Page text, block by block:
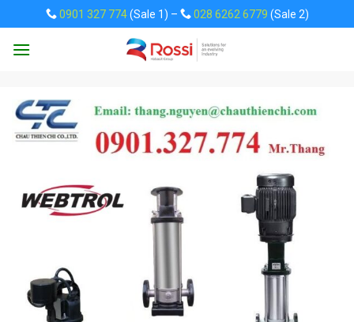
to
content
0901 327 774(Sale 1) – 028 6262 6779 (Sale 2)